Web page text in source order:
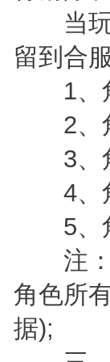
当玩
留到合
1、角
2、角
3、角
4、角
5、角
注：
角色所
据);